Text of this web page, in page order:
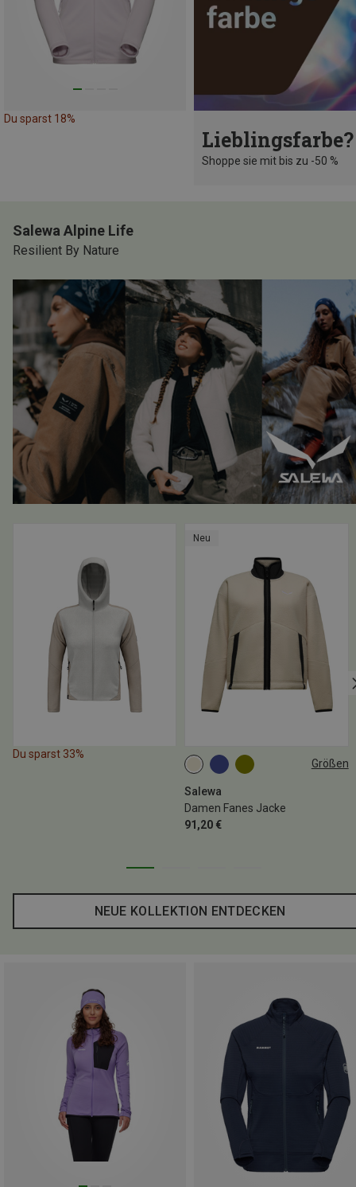
Du sparst 18%
Lieblingsfarbe?
Shoppe sie mit bis zu -50 %
Salewa Alpine Life
Resilient By Nature
Du sparst 33%
Neu
Größen
Salewa
Damen Fanes Jacke
91,20 €
S M L
NEUE KOLLEKTION ENTDECKEN